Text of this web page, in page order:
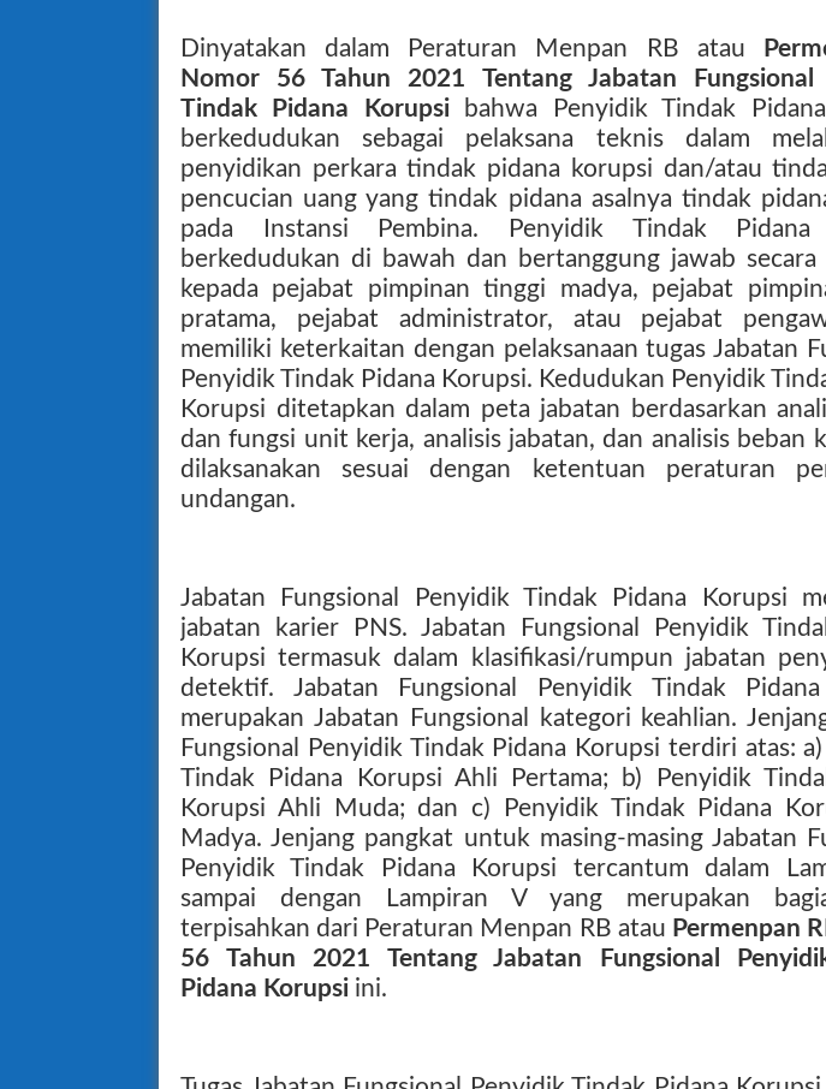
Dinyatakan dalam Peraturan Menpan RB atau
Nomor 56 Tahun 2021 Tentang Jabatan Fungsional
Tindak Pidana Korupsi bahwa Penyidik Tindak
berkedudukan sebagai pelaksana teknis dalam
penyidikan perkara tindak pidana korupsi dan/atau
pencucian uang yang tindak pidana asalnya tindak
pada Instansi Pembina. Penyidik Tindak Pidana
berkedudukan di bawah dan bertanggung jawab secara
kepada pejabat pimpinan tinggi madya, pejabat
pratama, pejabat administrator, atau pejabat
memiliki keterkaitan dengan pelaksanaan tugas Jabatan
Penyidik Tindak Pidana Korupsi. Kedudukan Penyidik
Korupsi ditetapkan dalam peta jabatan berdasarkan
dan fungsi unit kerja, analisis jabatan, dan analisis beban
dilaksanakan sesuai dengan ketentuan peraturan
undangan.
Jabatan Fungsional Penyidik Tindak Pidana Korupsi
jabatan karier PNS. Jabatan Fungsional Penyidik
Korupsi termasuk dalam klasifikasi/rumpun jabatan
detektif. Jabatan Fungsional Penyidik Tindak
merupakan Jabatan Fungsional kategori keahlian.
Fungsional Penyidik Tindak Pidana Korupsi terdiri atas:
Tindak Pidana Korupsi Ahli Pertama; b) Penyidik
Korupsi Ahli Muda; dan c) Penyidik Tindak Pidana
Madya. Jenjang pangkat untuk masing-masing Jabatan
Penyidik Tindak Pidana Korupsi tercantum dalam
sampai dengan Lampiran V yang merupakan
terpisahkan dari Peraturan Menpan RB atau Permenpan
56 Tahun 2021 Tentang Jabatan Fungsional
Pidana Korupsi ini.